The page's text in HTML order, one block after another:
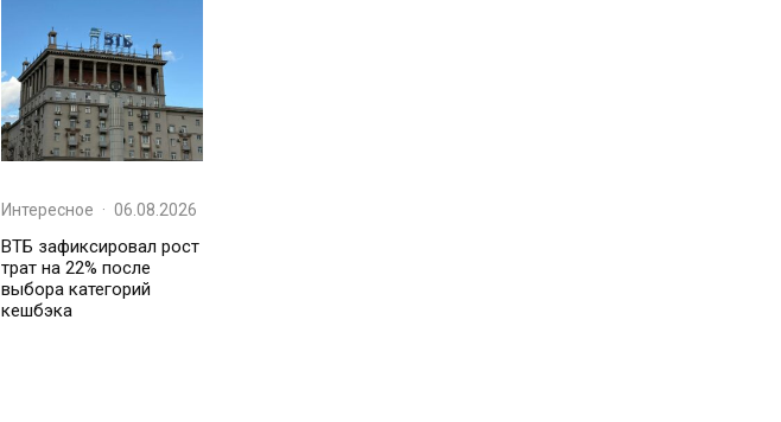
Интересное · 06.08.2026
ВТБ зафиксировал рост
трат на 22% после
выбора категорий
кешбэка